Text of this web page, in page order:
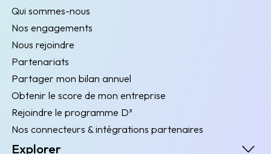
Qui sommes-nous
Nos engagements
Nous rejoindre
Partenariats
Partager mon bilan annuel
Obtenir le score de mon entreprise
Rejoindre le programme D³
Nos connecteurs & intégrations partenaires
Explorer